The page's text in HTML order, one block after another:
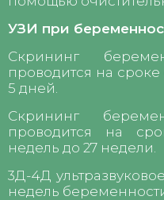
УЗИ при
Скрининг
проводится на сроке
5 дней.
Скрининг
проводится на
недель до 27 недели.
3Д-4Д
недель